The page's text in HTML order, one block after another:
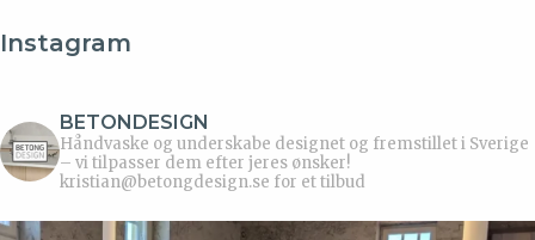
Instagram
BETONDESIGN
Håndvaske og underskabe designet og fremstillet i Sverige
– vi tilpasser dem efter jeres ønsker!
kristian@betongdesign.se for et tilbud